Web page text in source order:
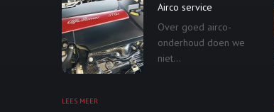
Airco service
Over goed airco-
onderhoud doen we
niet...
LEES MEER